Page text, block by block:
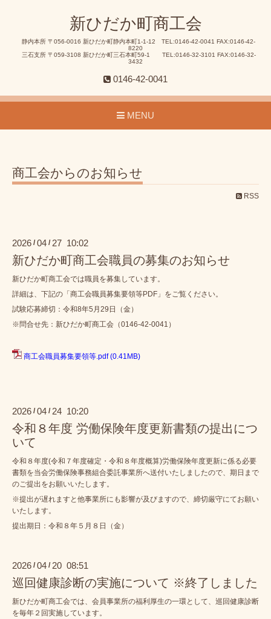
新ひだか町商工会
静内本所 〒056-0016 新ひだか町静内本町1-1-12 TEL:0146-42-0041 FAX:0146-42-
8220
三石支所 〒059-3108 新ひだか町三石本町59-1 TEL:0146-32-3101 FAX:0146-32-
3432
0146-42-0041
MENU
商工会からのお知らせ
RSS
2026 / 04 / 27 10:02
新ひだか町商工会職員の募集のお知らせ
新ひだか町商工会では職員を募集しています。
詳細は、下記の「商工会職員募集要領等PDF」をご覧ください。
試験応募締切：令和8年5月29日（金）
※問合せ先：新ひだか町商工会（0146-42-0041）
商工会職員募集要領等.pdf(0.41MB)
2026 / 04 / 24 10:20
令和８年度 労働保険年度更新書類の提出につ
いて
令和８年度(令和７年度確定・令和８年度概算)労働保険年度更新に係る必要
書類を当会労働保険事務組合委託事業所へ送付いたしましたので、期日まで
のご提出をお願いいたします。
※提出が遅れますと他事業所にも影響が及びますので、締切厳守にてお願い
いたします。
提出期日：令和８年５月８日（金）
2026 / 04 / 20 08:51
巡回健康診断の実施について ※終了しました
新ひだか町商工会では、会員事業所の福利厚生の一環として、巡回健康診断
を毎年２回実施しています。